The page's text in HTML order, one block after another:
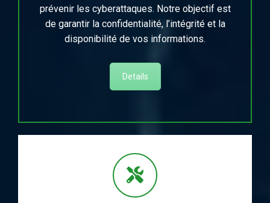
prévenir les cyberattaques. Notre objectif est
de garantir la confidentialité, l’intégrité et la
disponibilité de vos informations.
Details